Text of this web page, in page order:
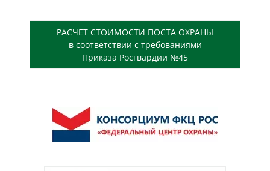
РАСЧЕТ СТОИМОСТИ ПОСТА ОХРАНЫ
в соответствии с требованиями
Приказа Росгвардии №45